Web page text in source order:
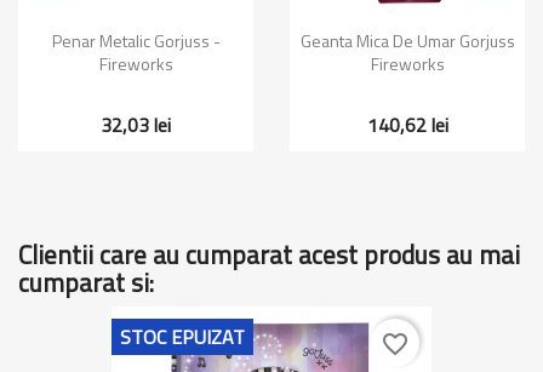
Penar Metalic Gorjuss -
Fireworks
32,03 lei
Geanta Mica De Umar Gorjuss
Fireworks
140,62 lei
Clientii care au cumparat acest produs au mai
cumparat si:
STOC EPUIZAT favorite_border